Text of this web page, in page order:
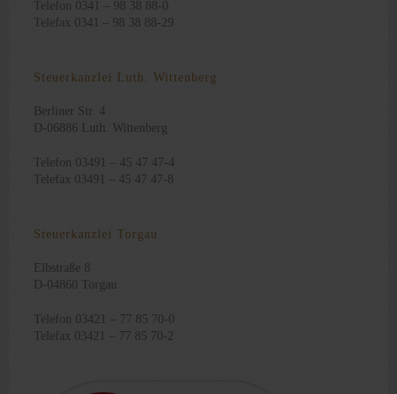
Telefon 0341 – 98 38 88-0
Telefax 0341 – 98 38 88-29
Steuerkanzlei Luth. Wittenberg
Berliner Str. 4
D-06886 Luth. Wittenberg
Telefon 03491 – 45 47 47-4
Telefax 03491 – 45 47 47-8
Steuerkanzlei Torgau
Elbstraße 8
D-04860 Torgau
Telefon 03421 – 77 85 70-0
Telefax 03421 – 77 85 70-2